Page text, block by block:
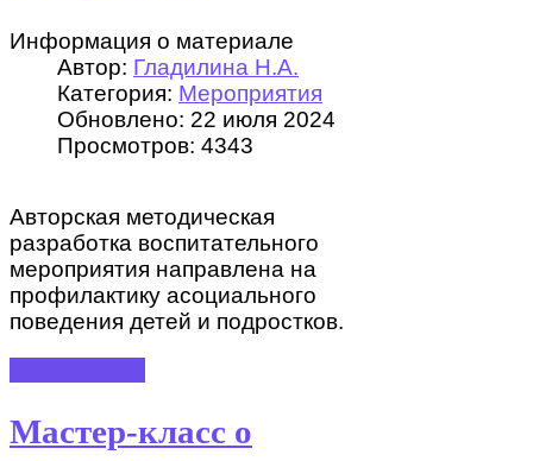
Информация о материале
Автор: Гладилина Н.А.
Категория: Мероприятия
Обновлено: 22 июля 2024
Просмотров: 4343
Авторская методическая
разработка воспитательного
мероприятия направлена на
профилактику асоциального
поведения детей и подростков.
Мастер-класс о